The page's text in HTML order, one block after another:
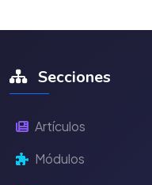
Secciones
Artículos
Módulos